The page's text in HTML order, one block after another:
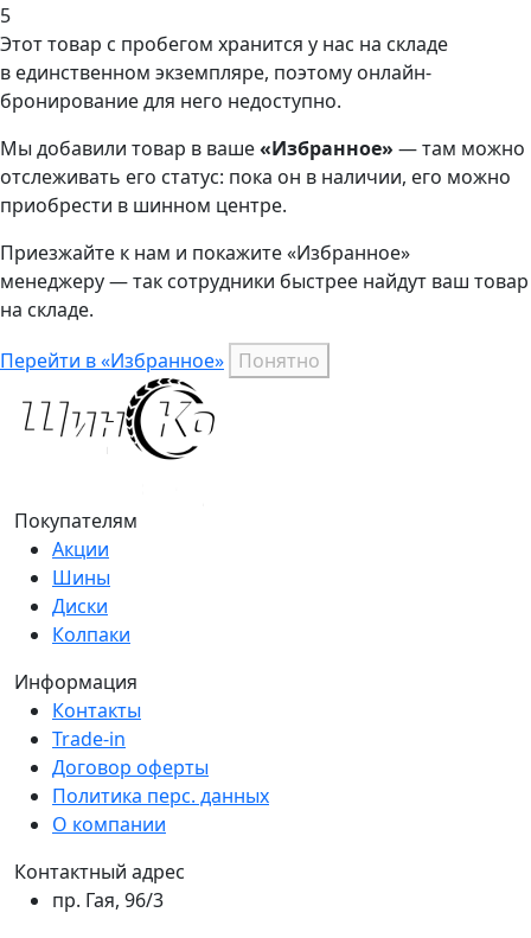
5
Этот товар с пробегом хранится у нас на складе
в единственном экземпляре, поэтому онлайн-
бронирование для него недоступно.
Мы добавили товар в ваше«Избранное» — там можно
отслеживать его статус: пока он в наличии, его можно
приобрести в шинном центре.
Приезжайте к нам и покажите «Избранное»
менеджеру — так сотрудники быстрее найдут ваш товар
на складе.
Перейти в «Избранное» Понятно
Покупателям
Акции
Шины
Диски
Колпаки
Информация
Контакты
Trade-in
Договор оферты
Политика перс. данных
О компании
Контактный адрес
пр. Гая, 96/3